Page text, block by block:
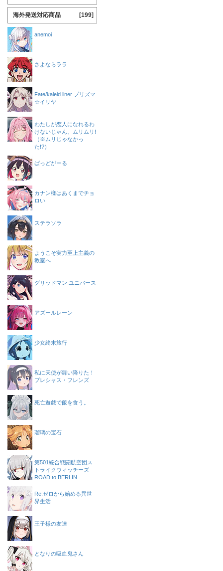
海外発送対応商品 [199]
anemoi
さよならララ
Fate/kaleid liner プリズマ
☆イリヤ
わたしが恋人になれるわ
けないじゃん、ムリムリ!
（※ムリじゃなかっ
た!?）
ばっどがーる
カナン様はあくまでチョ
ロい
ステラソラ
ようこそ実力至上主義の
教室へ
グリッドマン ユニバース
アズールレーン
少女終末旅行
私に天使が舞い降りた！
プレシャス・フレンズ
死亡遊戯で飯を食う。
瑠璃の宝石
第501統合戦闘航空団ス
トライクウィッチーズ
ROAD to BERLIN
Re:ゼロから始める異世
界生活
王子様の友達
となりの吸血鬼さん